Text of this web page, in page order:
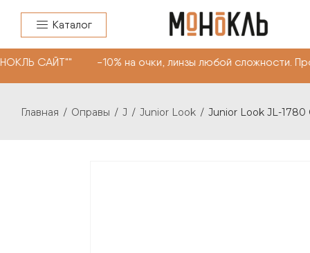
Каталог
САЙТ"" -10% на очки, линзы любой
Главная / Оправы / J / Junior Look / Junior Look JL-1780